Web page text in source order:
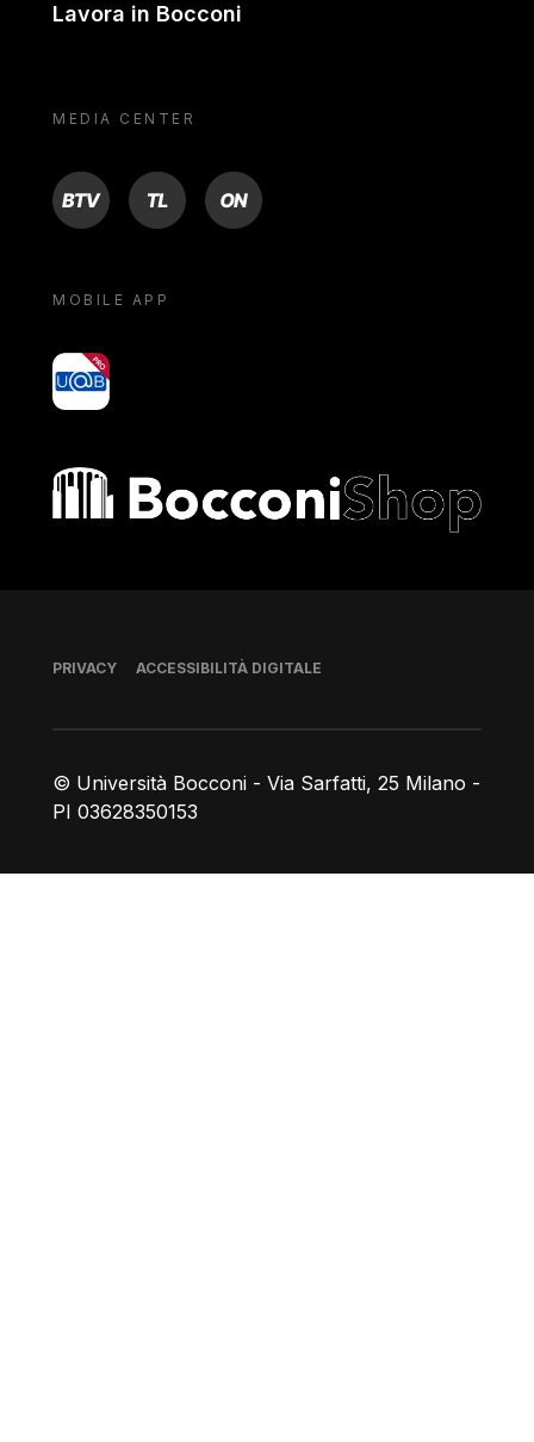
Lavora in Bocconi
MEDIA CENTER
BTV TL ON
MOBILE APP
yoU@B
Bocconi shop
© Università Bocconi - Via Sarfatti, 25 Milano -
PI 03628350153
Piè di pagina
PRIVACY ACCESSIBILITÀ DIGITALE